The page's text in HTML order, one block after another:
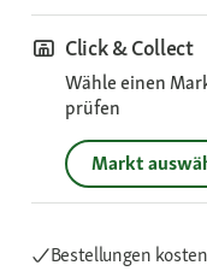
Click & Collect
Wähle einen
prüfen
Markt
Bestellungen